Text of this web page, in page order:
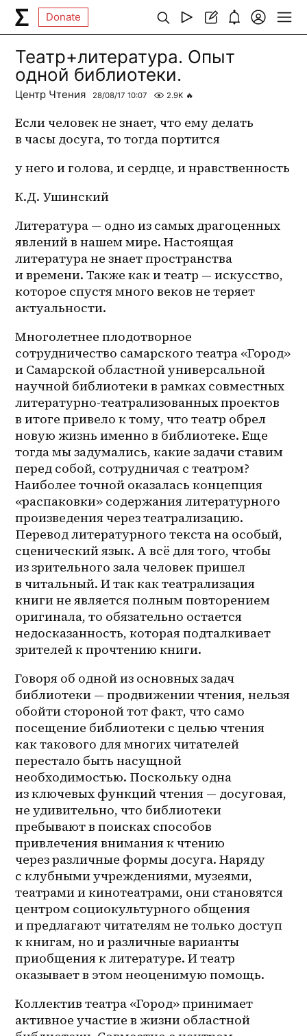
Donate
Театр+литература. Опыт
одной библиотеки.
Центр Чтения 28/08/17 10:07 2.9K 🔥
Если человек не знает, что ему делать
в часы досуга, то тогда портится
у него и голова, и сердце, и нравственность
К.Д. Ушинский
Литература — одно из самых драгоценных
явлений в нашем мире. Настоящая
литература не знает пространства
и времени. Также как и театр — искусство,
которое спустя много веков не теряет
актуальности.
Многолетнее плодотворное
сотрудничество самарского театра «Город»
и Самарской областной универсальной
научной библиотеки в рамках совместных
литературно-театрализованных проектов
в итоге привело к тому, что театр обрел
новую жизнь именно в библиотеке. Еще
тогда мы задумались, какие задачи ставим
перед собой, сотрудничая с театром?
Наиболее точной оказалась концепция
«распаковки» содержания литературного
произведения через театрализацию.
Перевод литературного текста на особый,
сценический язык. А всё для того, чтобы
из зрительного зала человек пришел
в читальный. И так как театрализация
книги не является полным повторением
оригинала, то обязательно остается
недосказанность, которая подталкивает
зрителей к прочтению книги.
Говоря об одной из основных задач
библиотеки — продвижении чтения, нельзя
обойти стороной тот факт, что само
посещение библиотеки с целью чтения
как такового для многих читателей
перестало быть насущной
необходимостью. Поскольку одна
из ключевых функций чтения — досуговая,
не удивительно, что библиотеки
пребывают в поисках способов
привлечения внимания к чтению
через различные формы досуга. Наряду
с клубными учреждениями, музеями,
театрами и кинотеатрами, они становятся
центром социокультурного общения
и предлагают читателям не только доступ
к книгам, но и различные варианты
приобщения к литературе. И театр
оказывает в этом неоценимую помощь.
Коллектив театра «Город» принимает
активное участие в жизни областной